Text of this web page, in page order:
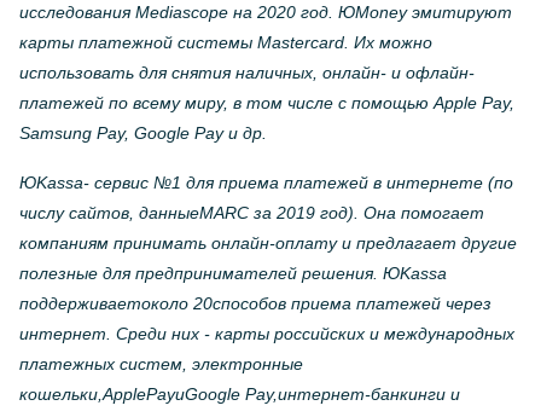
исследования Mediascope на 2020 год. ЮMoney эмитируют
карты платежной системы Mastercard. Их можно
использовать для снятия наличных, онлайн- и офлайн-
платежей по всему миру, в том числе с помощью Apple Pay,
Samsung Pay, Google Pay и др.
ЮKassa- сервис №1 для приема платежей в интернете (по
числу сайтов, данныеMARC за 2019 год). Она помогает
компаниям принимать онлайн-оплату и предлагает другие
полезные для предпринимателей решения. ЮKassa
поддерживаетоколо 20способов приема платежей через
интернет. Среди них - карты российских и международных
платежных систем, электронные
кошельки,ApplePayиGoogle Pay,интернет-банкинги и